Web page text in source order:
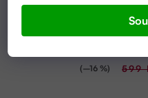
TĚLOVÝ OLEJ
599
(–16 %)